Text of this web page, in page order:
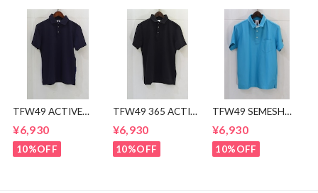
TFW49 ACTIVE
¥6,930
10%OFF
TFW49 365 ACTIVE
¥6,930
10%OFF
TFW49 SEMESH
¥6,930
10%OFF